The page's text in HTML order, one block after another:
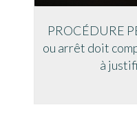
PROCÉDURE
ou arrêt doit
à